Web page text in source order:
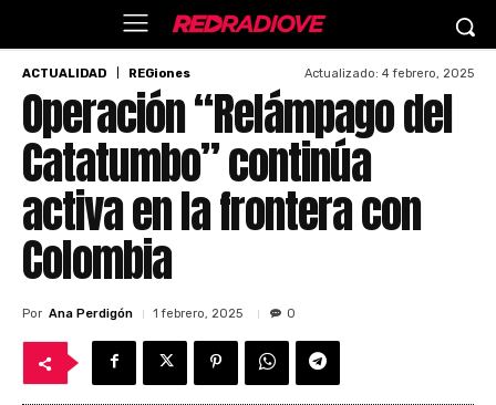
ACTUALIDAD REGiones Actualizado: 4 febrero, 2025
Operación “Relámpago del
Catatumbo” continúa
activa en la frontera con
Colombia
Por Ana Perdigón 1 febrero, 2025 0